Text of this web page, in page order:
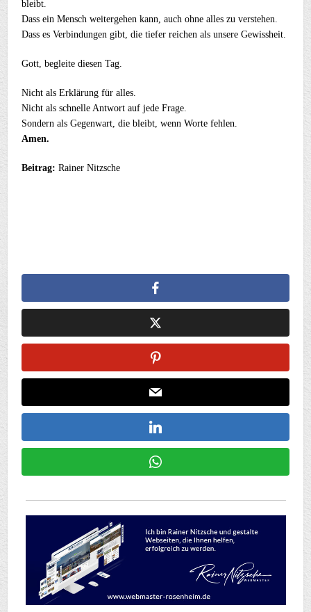
bleibt.
Dass ein Mensch weitergehen kann, auch ohne alles zu verstehen.
Dass es Verbindungen gibt, die tiefer reichen als unsere Gewissheit.
Gott, begleite diesen Tag.
Nicht als Erklärung für alles.
Nicht als schnelle Antwort auf jede Frage.
Sondern als Gegenwart, die bleibt, wenn Worte fehlen.
Amen.
Beitrag: Rainer Nitzsche